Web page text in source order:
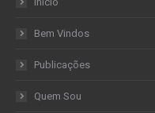
Bem Vindos
Publicações
Quem Sou